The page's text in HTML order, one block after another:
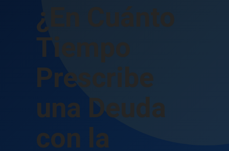
¿En Cuánto
Tiempo
Prescribe
una Deuda
con la